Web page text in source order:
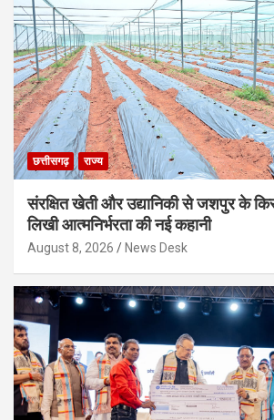
छत्तीसगढ़ राज्य
संरक्षित खेती और उद्यानिकी से जशपुर के
लिखी आत्मनिर्भरता की नई कहानी
August 8, 2026 News Desk